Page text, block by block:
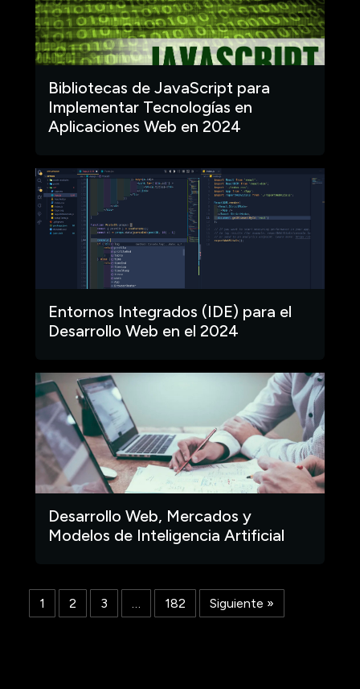
Bibliotecas de JavaScript para
Implementar Tecnologías en
Aplicaciones Web en 2024
Entornos Integrados (IDE) para el
Desarrollo Web en el 2024
Desarrollo Web, Mercados y
Modelos de Inteligencia Artificial
1 2 3 … 182 Siguiente »